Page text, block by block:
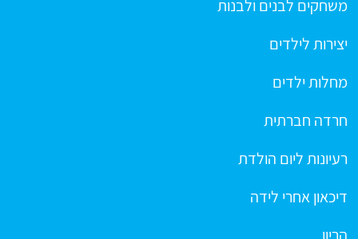
משחקים לבנים ולבנות
יצירות לילדים
מחלות ילדים
חרדה חברתית
רעיונות ליום הולדת
דיכאון אחרי לידה